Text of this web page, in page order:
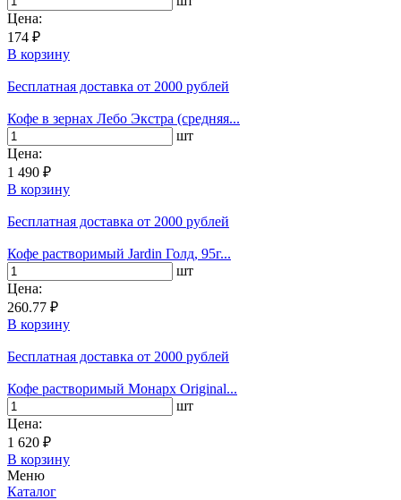
Цена:
174 ₽
В корзину
Бесплатная доставка от 2000 рублей
Кофе в зернах Лебо Экстра (средняя...
шт
Цена:
1 490 ₽
В корзину
Бесплатная доставка от 2000 рублей
Кофе растворимый Jardin Голд, 95г...
шт
Цена:
260.77 ₽
В корзину
Бесплатная доставка от 2000 рублей
Кофе растворимый Монарх Original...
шт
Цена:
1 620 ₽
В корзину
Меню
Каталог